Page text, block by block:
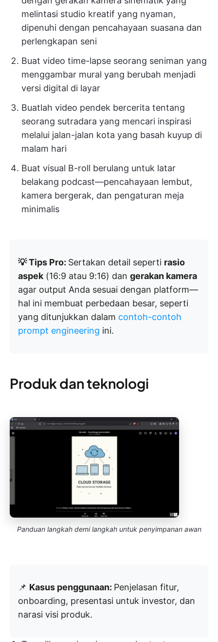
melintasi studio kreatif yang nyaman,
dipenuhi dengan pencahayaan suasana dan
perlengkapan seni
Buat video time-lapse seorang seniman yang
menggambar mural yang berubah menjadi
versi digital di layar
Buatlah video pendek bercerita tentang
seorang sutradara yang mencari inspirasi
melalui jalan-jalan kota yang basah kuyup di
malam hari
Buat visual B-roll berulang untuk latar
belakang podcast—pencahayaan lembut,
kamera bergerak, dan pengaturan meja
minimalis
💡 Tips Pro: Sertakan detail seperti rasio
aspek (16:9 atau 9:16) dan gerakan kamera
agar output Anda sesuai dengan platform—
hal ini membuat perbedaan besar, seperti
yang ditunjukkan dalam contoh-contoh
prompt engineering ini.
Produk dan teknologi
Panduan langkah demi langkah untuk penyimpanan awan
📌 Kasus penggunaan: Penjelasan fitur,
onboarding, presentasi untuk investor, dan
narasi visi produk.